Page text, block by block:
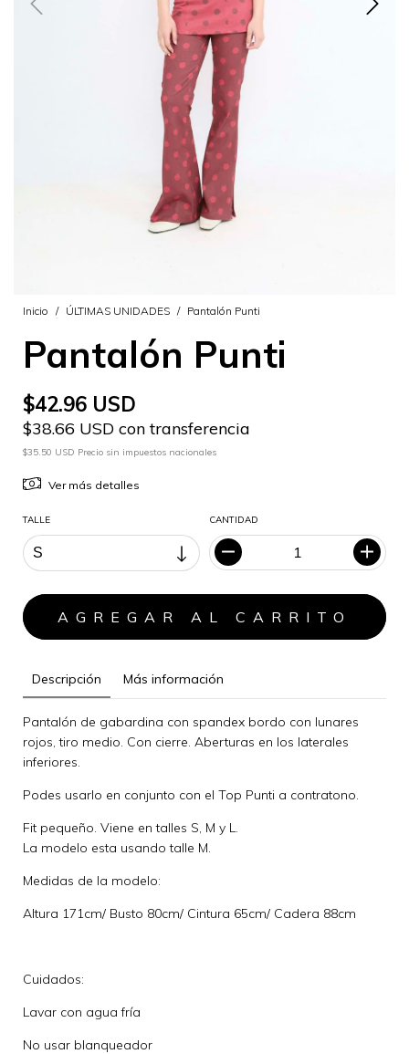
Inicio / ÚLTIMAS UNIDADES / Pantalón Punti
Pantalón Punti
$42.96 USD
$38.66 USD con transferencia
$35.50 USD Precio sin impuestos nacionales
Ver más detalles
TALLE CANTIDAD
Descripción Más información
Pantalón de gabardina con spandex bordo con lunares
rojos, tiro medio. Con cierre. Aberturas en los laterales
inferiores.
Podes usarlo en conjunto con el Top Punti a contratono.
Fit pequeño. Viene en talles S, M y L.
La modelo esta usando talle M.
Medidas de la modelo:
Altura 171cm/ Busto 80cm/ Cintura 65cm/ Cadera 88cm
Cuidados:
Lavar con agua fría
No usar blanqueador